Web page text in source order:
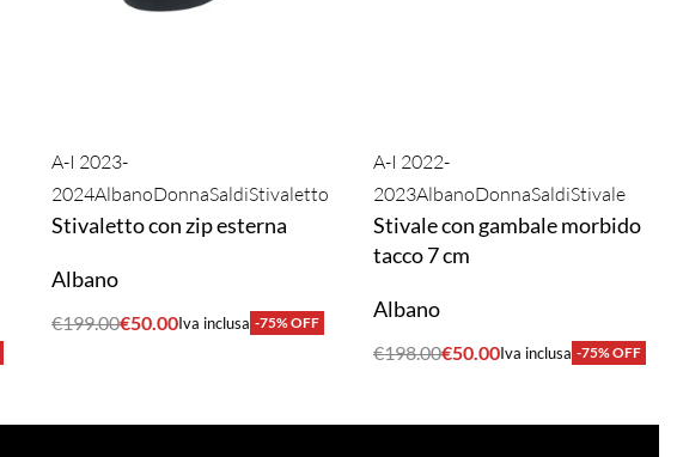
A-I 2023-
2024AlbanoDonnaSaldiStivaletto
Stivaletto con zip esterna
Albano
€199.00€50.00Iva inclusa -75% OFF
A-I 2022-
2023AlbanoDonnaSaldiStivale
Stivale con gambale morbido
tacco 7 cm
Albano
€198.00€50.00Iva inclusa -75% OFF